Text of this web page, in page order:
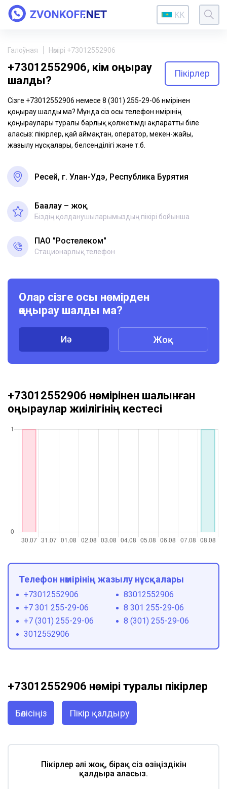
KK
Галоўная Нөмірі +73012552906
+73012552906, кім қоңырау
шалды?
Пікірлер
Сізге +73012552906 немесе 8 (301) 255-29-06 нөмірінен
қоңырау шалды ма? Мұнда сіз осы телефон нөмірінің
қоңыраулары туралы барлық қолжетімді ақпаратты біле
аласыз: пікірлер, қай аймақтан, оператор, мекен-жайы,
жазылу нұсқалары, белсенділігі және т.б.
Ресей, г. Улан-Удэ, Республика Бурятия
Бағалау – жоқ
Біздің қолданушыларымыздың пікірі бойынша
ПАО "Ростелеком"
Стационарлық телефон
Олар сізге осы нөмірден
қоңырау шалды ма?
Иә Жоқ
+73012552906 нөмірінен шалынған
қоңыраулар жиілігінің кестесі
Телефон нөмірінің жазылу нұсқалары
+73012552906
83012552906
+7 301 255-29-06
8 301 255-29-06
+7 (301) 255-29-06
8 (301) 255-29-06
3012552906
+73012552906 нөмірі туралы пікірлер
Бөлісіңіз Пікір қалдыру
Пікірлер әлі жоқ, бірақ сіз өзіңіздікін
қалдыра аласыз.